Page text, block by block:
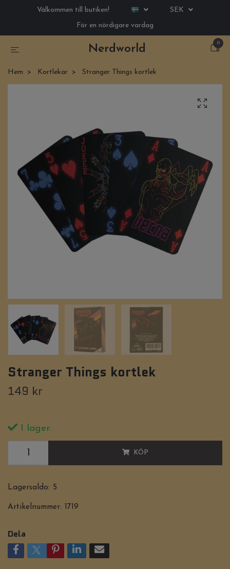
Välkommen till butiken!
SEK
För en nördigare vardag
Nerdworld
0
Hem Kortlekar Stranger Things kortlek
Stranger Things kortlek
149 kr
I lager.
KÖP
Lagersaldo: 5
Artikelnummer: 1719
Dela